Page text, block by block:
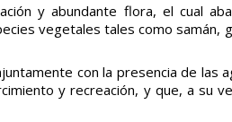
y abundante flora, el cual
vegetales tales como samán,
con la presencia de las
y recreación, y que, a su